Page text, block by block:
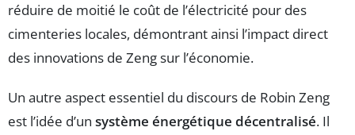
réduire de moitié le coût de l’électricité pour des
cimenteries locales, démontrant ainsi l’impact direct
des innovations de Zeng sur l’économie.
Un autre aspect essentiel du discours de Robin Zeng
est l’idée d’un système énergétique décentralisé. Il